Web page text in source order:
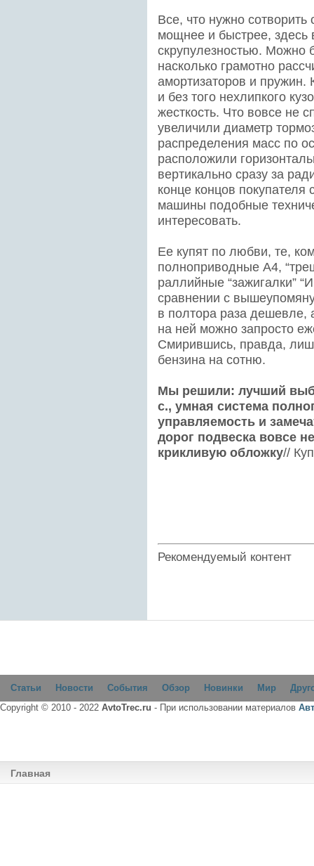
Все, что нужно
мощнее и быстрее, здесь
скрупулезностью. Можно
насколько грамотно
амортизаторов и пружин.
и без того нехлипкого
жесткость. Что вовсе не
увеличили диаметр
распределения масс по
расположили
вертикально сразу за
конце концов
машины подобные
интересовать.
Ее купят по любви, те,
полноприводные А4,
раллийные “зажигалки”
сравнении с
в полтора раза дешевле,
на ней можно запросто
Смирившись, правда,
бензина на сотню.
Мы решили: лучший
с., умная система
управляемость и
дорог подвеска вовсе
крикливую обложку//
Рекомендуемый контент
Статьи Новости События Обзор Новинки Мир
Copyright © 2010 - 2022 AvtoTrec.ru - При использовании материалов
Главная